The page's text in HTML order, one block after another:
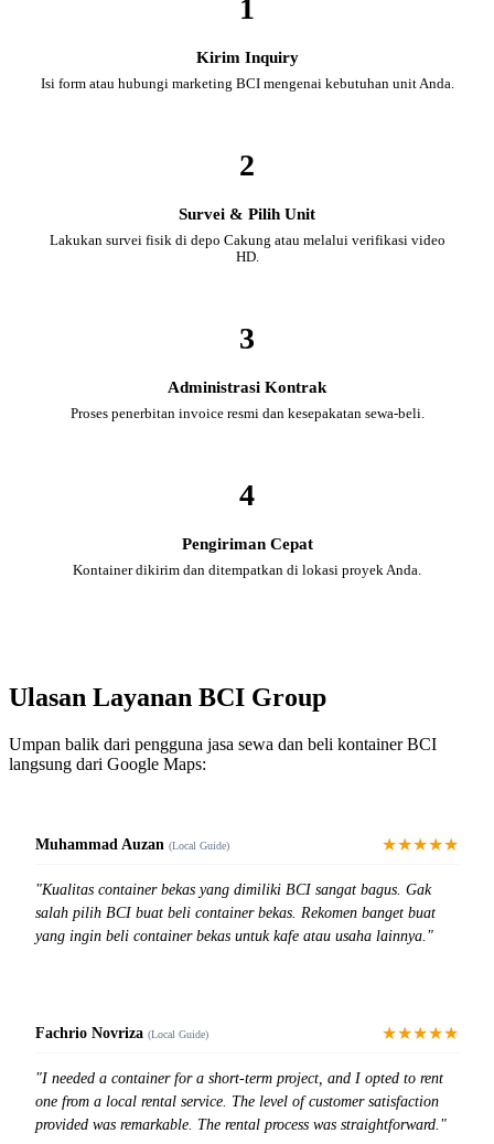
1
Kirim Inquiry
Isi form atau hubungi marketing BCI mengenai kebutuhan unit Anda.
2
Survei & Pilih Unit
Lakukan survei fisik di depo Cakung atau melalui verifikasi video
HD.
3
Administrasi Kontrak
Proses penerbitan invoice resmi dan kesepakatan sewa-beli.
4
Pengiriman Cepat
Kontainer dikirim dan ditempatkan di lokasi proyek Anda.
Ulasan Layanan BCI Group
Umpan balik dari pengguna jasa sewa dan beli kontainer BCI
langsung dari Google Maps:
Muhammad Auzan (Local Guide) ★★★★★
"Kualitas container bekas yang dimiliki BCI sangat bagus. Gak
salah pilih BCI buat beli container bekas. Rekomen banget buat
yang ingin beli container bekas untuk kafe atau usaha lainnya."
Fachrio Novriza (Local Guide) ★★★★★
"I needed a container for a short-term project, and I opted to rent
one from a local rental service. The level of customer satisfaction
provided was remarkable. The rental process was straightforward."